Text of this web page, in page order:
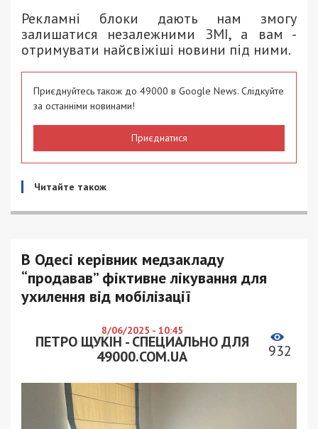
Рекламні блоки дають нам змогу
залишатися незалежними ЗМІ, а вам -
отримувати найсвіжіші новини під ними.
Приєднуйтесь також до 49000 в Google News. Слідкуйте
за останніми новинами!
Приєднатися
Читайте також
В Одесі керівник медзакладу
“продавав” фіктивне лікування для
ухилення від мобілізації
8/06/2025 - 10:45
ПЕТРО ЩУКІН - СПЕЦИАЛЬНО ДЛЯ
49000.COM.UA
932